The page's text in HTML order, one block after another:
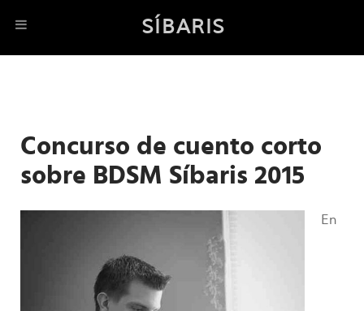
SÍBARIS
Concurso de cuento corto
sobre BDSM Síbaris 2015
En